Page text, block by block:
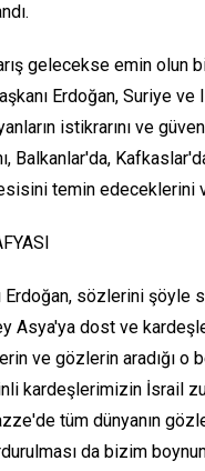
gelecekse emin olun
Erdoğan, Suriye ve
istikrarını ve
Balkanlar'da,
temin edeceklerini
Erdoğan, sözlerini şöyle
Asya'ya dost ve
ve gözlerin aradığı o
kardeşlerimizin İsrail
tüm dünyanın
da bizim